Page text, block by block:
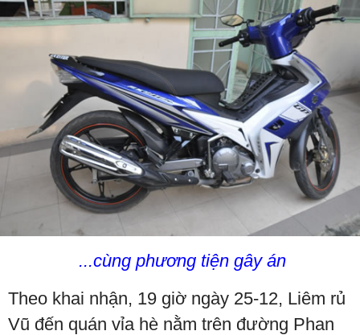
...cùng phương tiện gây án
Theo khai nhận, 19 giờ ngày 25-12, Liêm rủ
Vũ đến quán vỉa hè nằm trên đường Phan